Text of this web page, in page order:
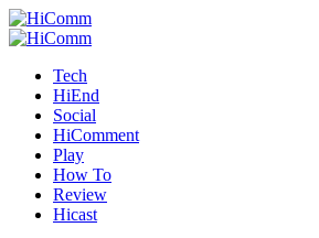
Tech
HiEnd
Social
HiComment
Play
How To
Review
Hicast